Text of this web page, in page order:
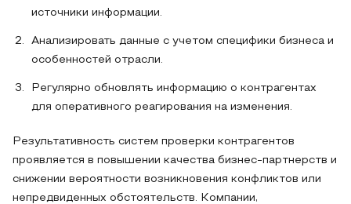
источники информации.
Анализировать данные с учетом специфики бизнеса и
особенностей отрасли.
Регулярно обновлять информацию о контрагентах
для оперативного реагирования на изменения.
Результативность систем проверки контрагентов
проявляется в повышении качества бизнес-партнерств и
снижении вероятности возникновения конфликтов или
непредвиденных обстоятельств. Компании,